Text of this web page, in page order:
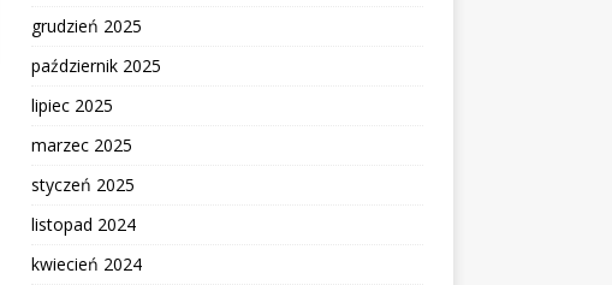
grudzień 2025
październik 2025
lipiec 2025
marzec 2025
styczeń 2025
listopad 2024
kwiecień 2024